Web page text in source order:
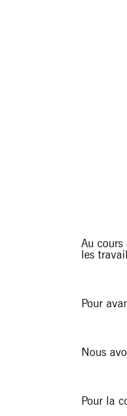
Au cours
les
Pour
Nous
Pour la